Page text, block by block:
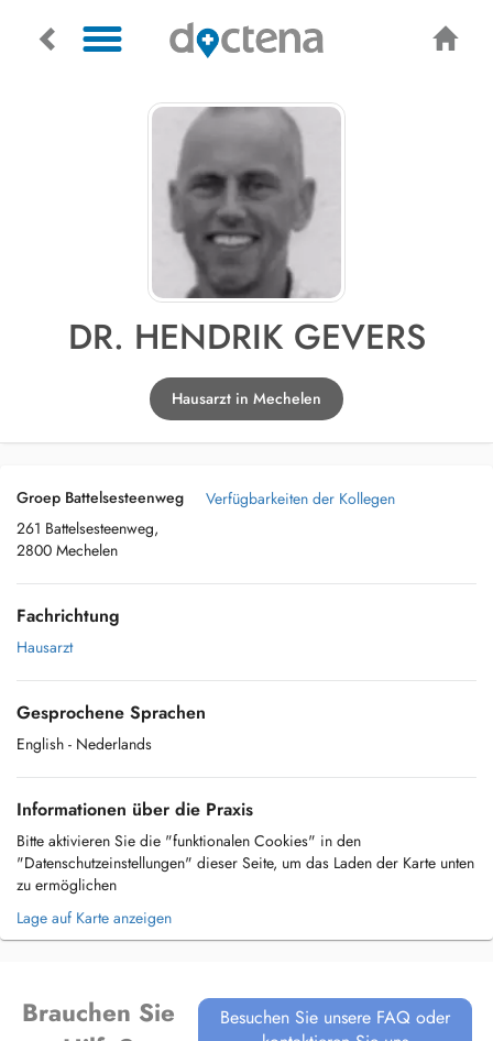
DR. HENDRIK GEVERS
Hausarzt in Mechelen
Groep Battelsesteenweg
261 Battelsesteenweg,
2800 Mechelen
Verfügbarkeiten der Kollegen
Fachrichtung
Hausarzt
Gesprochene Sprachen
English - Nederlands
Informationen über die Praxis
Bitte aktivieren Sie die "funktionalen Cookies" in den
"Datenschutzeinstellungen" dieser Seite, um das Laden der Karte unten
zu ermöglichen
Lage auf Karte anzeigen
Brauchen Sie
Besuchen Sie unsere FAQ oder